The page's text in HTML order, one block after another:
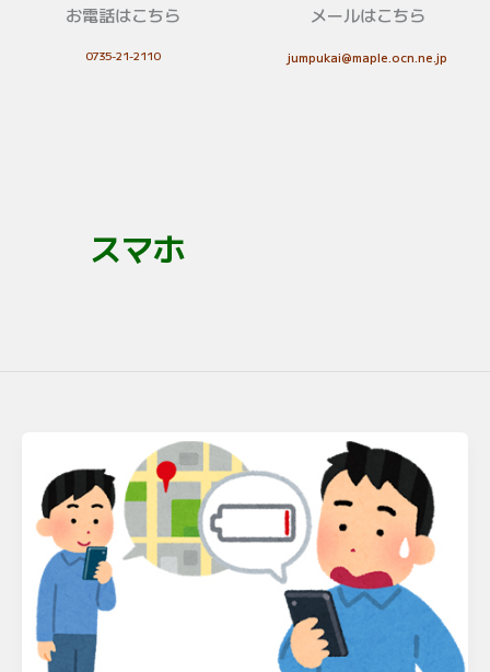
お電話はこちら
0735-21-2110
メールはこちら
jumpukai@maple.ocn.ne.jp
スマホ